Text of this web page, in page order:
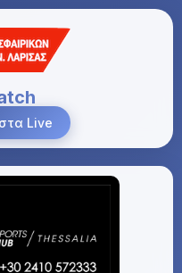
Live